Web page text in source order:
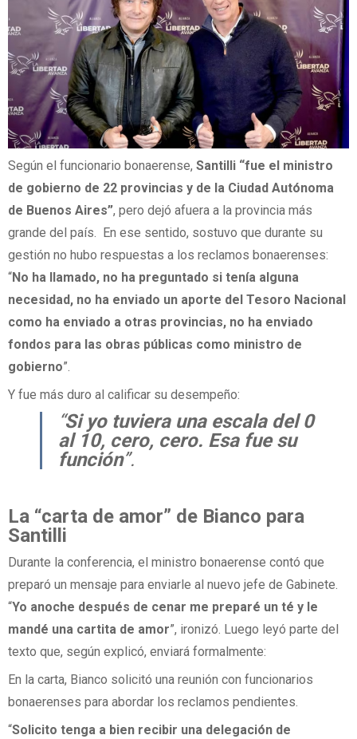
Según el funcionario bonaerense, Santilli “fue el ministro
de gobierno de 22 provincias y de la Ciudad Autónoma
de Buenos Aires”, pero dejó afuera a la provincia más
grande del país. En ese sentido, sostuvo que durante su
gestión no hubo respuestas a los reclamos bonaerenses:
“No ha llamado, no ha preguntado si tenía alguna
necesidad, no ha enviado un aporte del Tesoro Nacional
como ha enviado a otras provincias, no ha enviado
fondos para las obras públicas como ministro de
gobierno”.
Y fue más duro al calificar su desempeño:
“Si yo tuviera una escala del 0
al 10, cero, cero. Esa fue su
función”.
La “carta de amor” de Bianco para
Santilli
Durante la conferencia, el ministro bonaerense contó que
preparó un mensaje para enviarle al nuevo jefe de Gabinete.
“Yo anoche después de cenar me preparé un té y le
mandé una cartita de amor”, ironizó. Luego leyó parte del
texto que, según explicó, enviará formalmente:
En la carta, Bianco solicitó una reunión con funcionarios
bonaerenses para abordar los reclamos pendientes.
“Solicito tenga a bien recibir una delegación de